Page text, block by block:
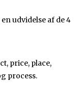
udvidelse af de 4
price, place,
process.